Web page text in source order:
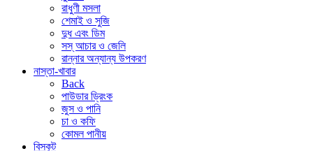
রাধুণী মসলা
শেমাই ও সুজি
দুধ এবং ডিম
সস্ আচার ও জেলি
রান্নার অন্যান্য উপকরণ
নাস্তা-খাবার
Back
পাউডার ড্রিংক
জুস ও পানি
চা ও কফি
কোমল পানীয়
বিস্কুট